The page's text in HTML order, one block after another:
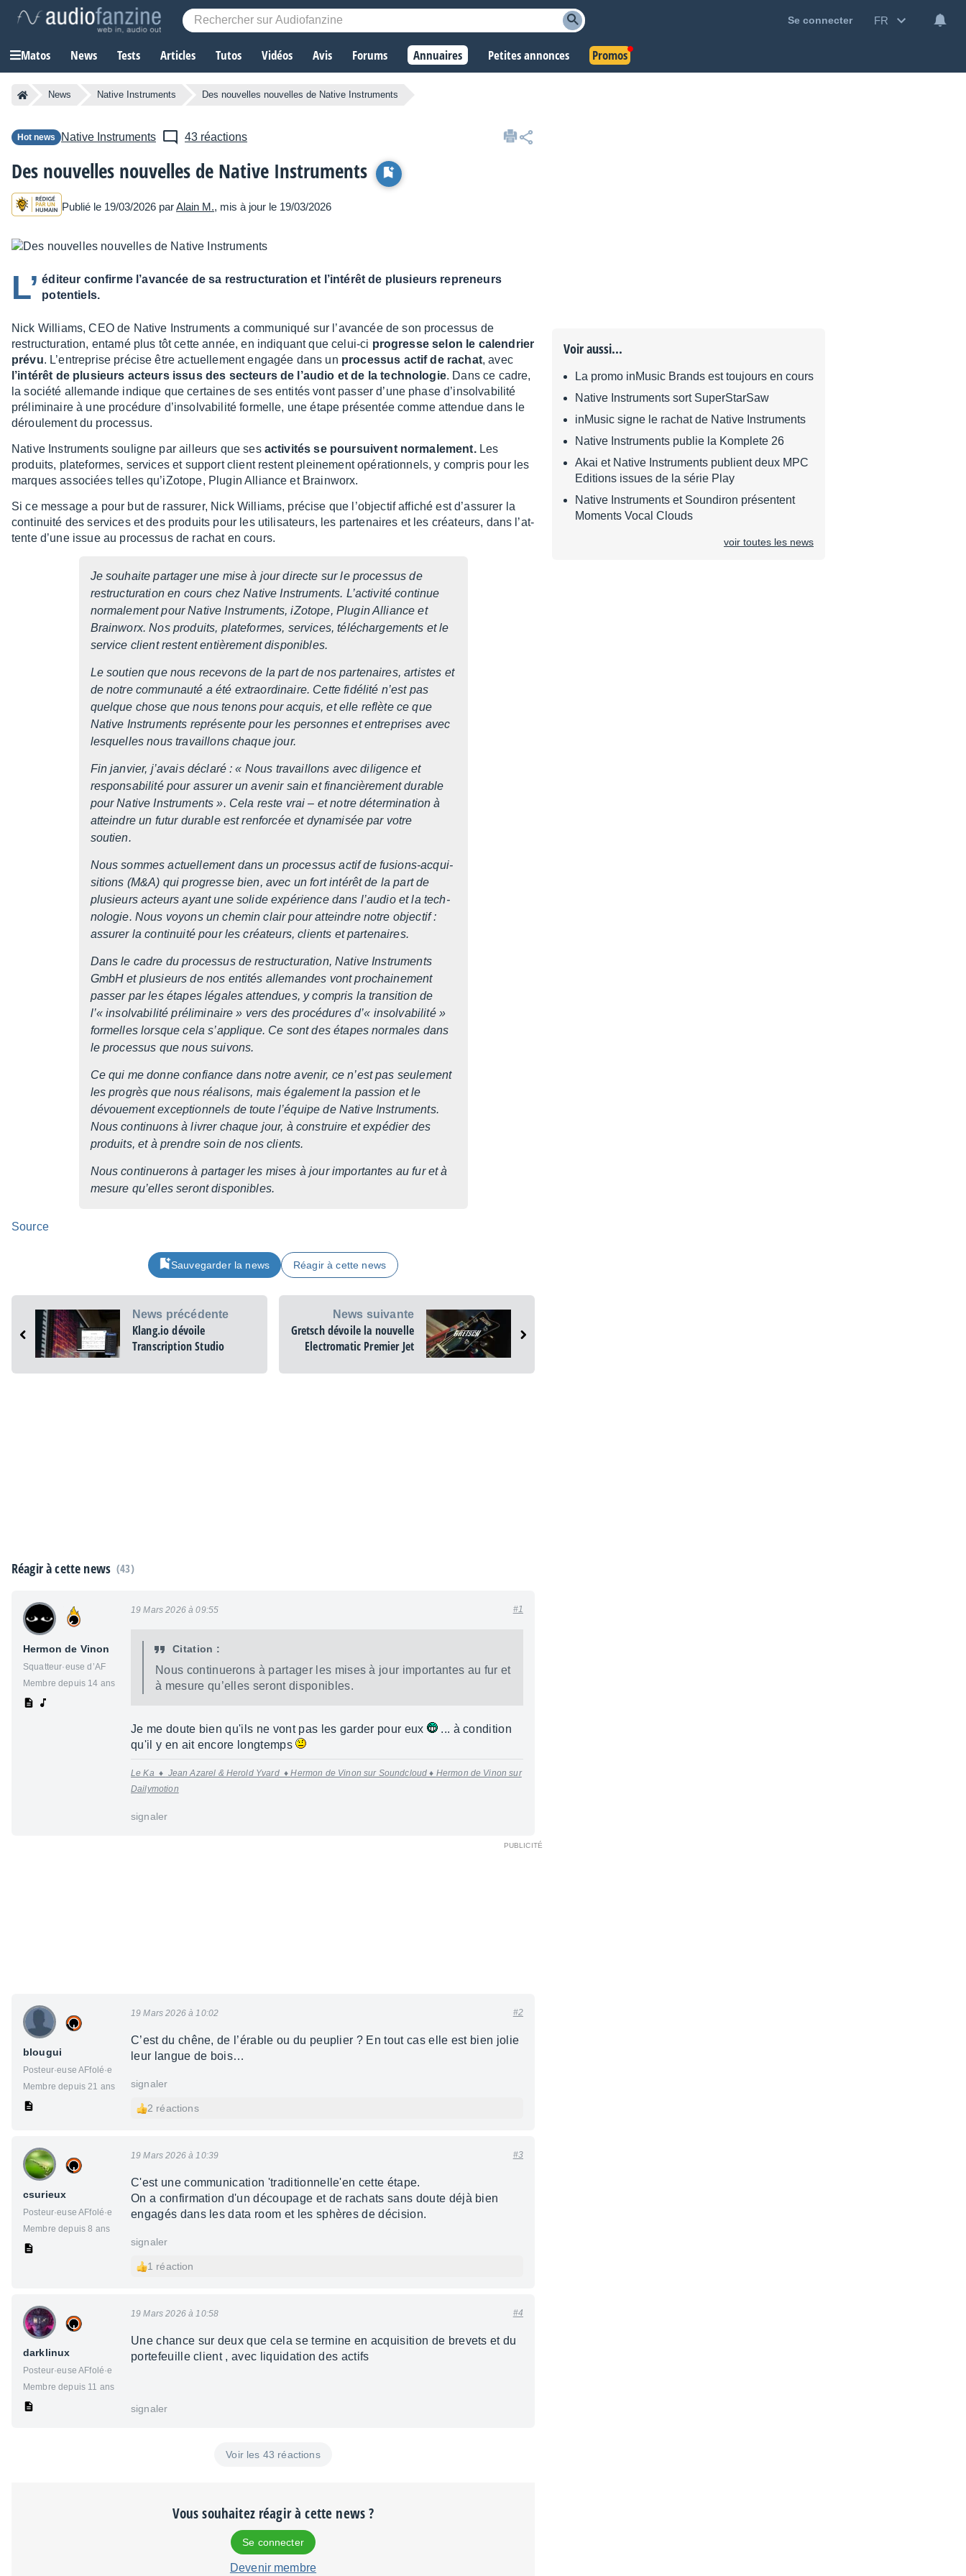
Se connecter FR
Matos News Tests Articles Tutos Vidéos Avis Forums Annuaires Petites annonces Promos
News Native Instruments Des nouvelles nouvelles de Native Instruments
Hot news Native Instruments 43 réactions
Des nouvelles nouvelles de Native Instruments
Publié le 19/03/2026 parAlain M., mis à jour le 19/03/2026
L’ éditeur confirme l’avancée de sa restructuration et l’intérêt de plusieurs repreneurs
potentiels.
Nick Williams, CEO de Native Instru­ments a commu­niqué sur l’avan­cée de son proces­sus de
restruc­tu­ra­tion, entamé plus tôt cette année, en indiquant que celui-ci progresse selon le calen­drier
prévu. L’en­tre­prise précise être actuel­le­ment enga­gée dans un proces­sus actif de rachat, avec
l’in­té­rêt de plusieurs acteurs issus des secteurs de l’au­dio et de la tech­no­lo­gie. Dans ce cadre,
la société alle­mande indique que certaines de ses enti­tés vont passer d’une phase d’in­sol­va­bi­lité
préli­mi­naire à une procé­dure d’in­sol­va­bi­lité formelle, une étape présen­tée comme atten­due dans le
dérou­le­ment du proces­sus.
Native Instru­ments souligne par ailleurs que ses acti­vi­tés se pour­suivent norma­le­ment.Les
produits, plate­formes, services et support client restent plei­ne­ment opéra­tion­nels, y compris pour les
marques asso­ciées telles qu’iZo­tope, Plugin Alliance et Brain­worx.
Si ce message a pour but de rassu­rer, Nick Williams, précise que l’objec­tif affi­ché est d’as­su­rer la
conti­nuité des services et des produits pour les utili­sa­teurs, les parte­naires et les créa­teurs, dans l’at­
tente d’une issue au proces­sus de rachat en cours.
Je souhaite parta­ger une mise à jour directe sur le proces­sus de
restruc­tu­ra­tion en cours chez Native Instru­ments. L’ac­ti­vité conti­nue
norma­le­ment pour Native Instru­ments, iZotope, Plugin Alliance et
Brain­worx. Nos produits, plate­formes, services, télé­char­ge­ments et le
service client restent entiè­re­ment dispo­nibles.
Le soutien que nous rece­vons de la part de nos parte­naires, artistes et
de notre commu­nauté a été extra­or­di­naire. Cette fidé­lité n’est pas
quelque chose que nous tenons pour acquis, et elle reflète ce que
Native Instru­ments repré­sente pour les personnes et entre­prises avec
lesquelles nous travaillons chaque jour.
Fin janvier, j’avais déclaré : « Nous travaillons avec dili­gence et
respon­sa­bi­lité pour assu­rer un avenir sain et finan­ciè­re­ment durable
pour Native Instru­ments ». Cela reste vrai – et notre déter­mi­na­tion à
atteindre un futur durable est renfor­cée et dyna­mi­sée par votre
soutien.
Nous sommes actuel­le­ment dans un proces­sus actif de fusions-acqui­
si­tions (M&A) qui progresse bien, avec un fort inté­rêt de la part de
plusieurs acteurs ayant une solide expé­rience dans l’au­dio et la tech­
no­lo­gie. Nous voyons un chemin clair pour atteindre notre objec­tif :
assu­rer la conti­nuité pour les créa­teurs, clients et parte­naires.
Dans le cadre du proces­sus de restruc­tu­ra­tion, Native Instru­ments
GmbH et plusieurs de nos enti­tés alle­mandes vont prochai­ne­ment
passer par les étapes légales atten­dues, y compris la tran­si­tion de
l’« insol­va­bi­lité préli­mi­naire » vers des procé­dures d’« insol­va­bi­lité »
formelles lorsque cela s’ap­plique. Ce sont des étapes normales dans
le proces­sus que nous suivons.
Ce qui me donne confiance dans notre avenir, ce n’est pas seule­ment
les progrès que nous réali­sons, mais égale­ment la passion et le
dévoue­ment excep­tion­nels de toute l’équipe de Native Instru­ments.
Nous conti­nuons à livrer chaque jour, à construire et expé­dier des
produits, et à prendre soin de nos clients.
Nous conti­nue­rons à parta­ger les mises à jour impor­tantes au fur et à
mesure qu’elles seront dispo­nibles.
Source
Sauvegarder la news Réagir à cette news
News précédente
Klang.io dévoile
Transcription Studio
News suivante
Gretsch dévoile la nouvelle
Electromatic Premier Jet
Réagir à cette news (43)
Hermon de Vinon
Squatteur·euse d’AF
Membre depuis 14 ans
19 Mars 2026 à 09:55 #1
Citation :
Nous conti­nue­rons à parta­ger les mises à jour impor­tantes au fur et
à mesure qu’elles seront dispo­nibles.
Je me doute bien qu'ils ne vont pas les garder pour eux
... à condition
qu'il y en ait encore longtemps
Le Ka ♦ Jean Azarel & Herold Yvard ♦Hermon de Vinon sur Soundcloud ♦ Hermon de Vinon sur
Dailymotion
signaler
blougui
Posteur·euse AFfolé·e
Membre depuis 21 ans
19 Mars 2026 à 10:02 #2
C’est du chêne, de l’érable ou du peuplier ? En tout cas elle est bien jolie
leur langue de bois…
signaler
2 réactions
csurieux
Posteur·euse AFfolé·e
Membre depuis 8 ans
19 Mars 2026 à 10:39 #3
C'est une communication 'traditionnelle'en cette étape.
On a confirmation d'un découpage et de rachats sans doute déjà bien
engagés dans les data room et les sphères de décision.
signaler
1 réaction
darklinux
Posteur·euse AFfolé·e
Membre depuis 11 ans
19 Mars 2026 à 10:58 #4
Une chance sur deux que cela se termine en acquisition de brevets et du
portefeuille client , avec liquidation des actifs
signaler
Voir les 43 réactions
Vous souhaitez réagir à cette news ?
Se connecter
Devenir membre
Voir aussi...
La promo inMusic Brands est toujours en cours
Native Instruments sort SuperStarSaw
inMusic signe le rachat de Native Instruments
Native Instruments publie la Komplete 26
Akai et Native Instruments publient deux MPC
Editions issues de la série Play
Native Instruments et Soundiron présentent
Moments Vocal Clouds
voir toutes les news